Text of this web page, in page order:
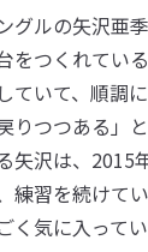
グルの矢沢亜
をつくれてい
ていて、順調
りつつある」
矢沢は、2015
練習を続けて
く気に入って